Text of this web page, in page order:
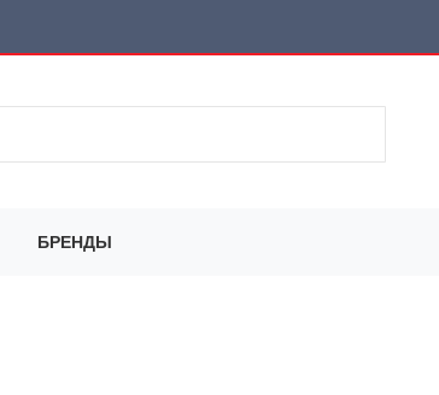
БРЕНДЫ